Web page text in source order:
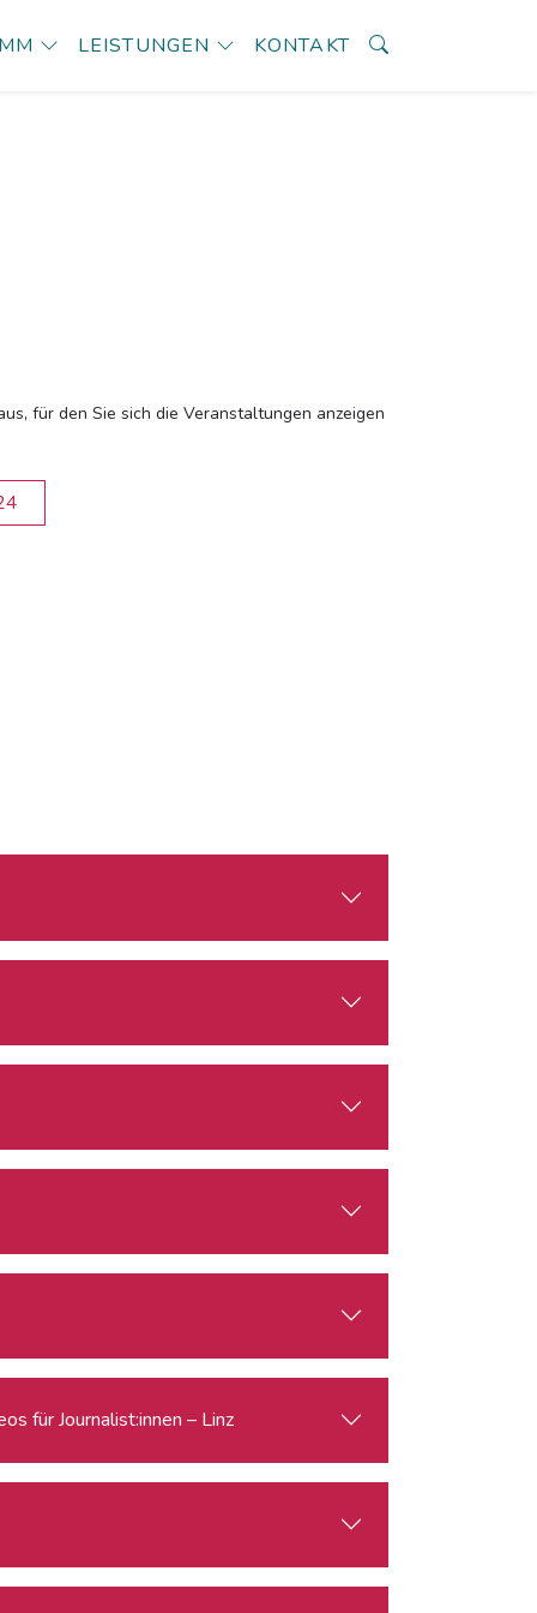
LEISTUNGEN KONTAKT
für den Sie sich die Veranstaltungen anzeigen
für Journalist:innen – Linz